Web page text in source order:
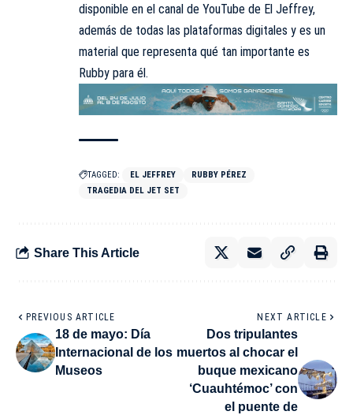
disponible en el canal de YouTube de El Jeffrey,
además de todas las plataformas digitales y es un
material que representa qué tan importante es
Rubby para él.
TAGGED: EL JEFFREY
RUBBY PÉREZ
TRAGEDIA DEL JET SET
Share This Article
PREVIOUS ARTICLE
18 de mayo: Día
Internacional de los
Museos
NEXT ARTICLE
Dos tripulantes
muertos al chocar el
buque mexicano
‘Cuauhtémoc’ con
el puente de